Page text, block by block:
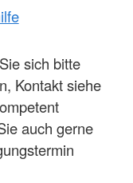
sich bitte
Kontakt siehe
auch gerne